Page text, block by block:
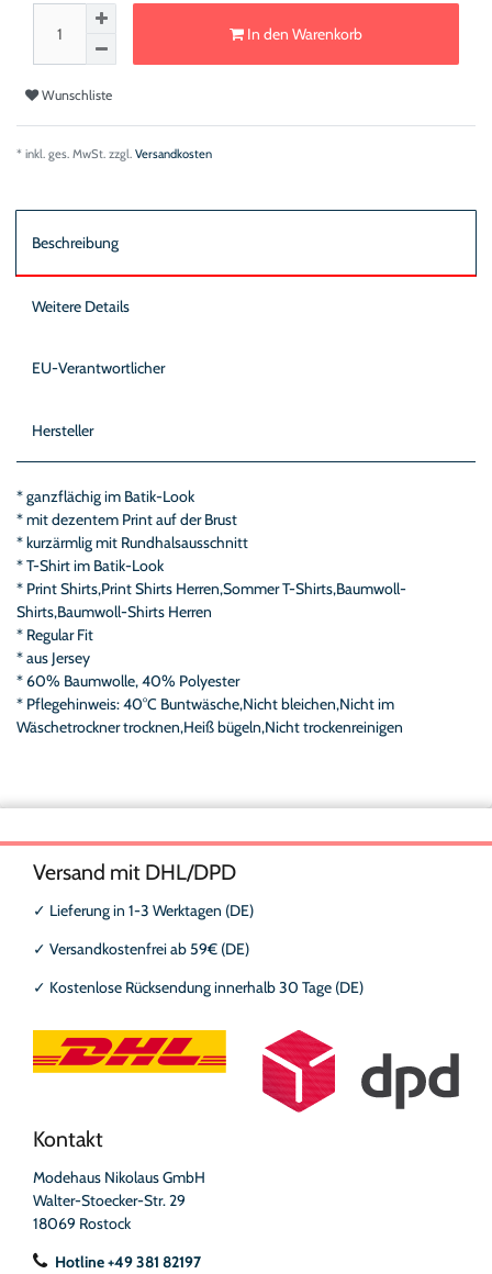
In den Warenkorb
Wunschliste
* inkl. ges. MwSt. zzgl. Versandkosten
Beschreibung
Weitere Details
EU-Verantwortlicher
Hersteller
* ganzflächig im Batik-Look
* mit dezentem Print auf der Brust
* kurzärmlig mit Rundhalsausschnitt
* T-Shirt im Batik-Look
* Print Shirts,Print Shirts Herren,Sommer T-Shirts,Baumwoll-
Shirts,Baumwoll-Shirts Herren
* Regular Fit
* aus Jersey
* 60% Baumwolle, 40% Polyester
* Pflegehinweis: 40°C Buntwäsche,Nicht bleichen,Nicht im
Wäschetrockner trocknen,Heiß bügeln,Nicht trockenreinigen
Versand mit DHL/DPD
✓ Lieferung in 1-3 Werktagen (DE)
✓ Versandkostenfrei ab 59€ (DE)
✓ Kostenlose Rücksendung innerhalb 30 Tage (DE)
Kontakt
Modehaus Nikolaus GmbH
Walter-Stoecker-Str. 29
18069 Rostock
Hotline +49 381 82197